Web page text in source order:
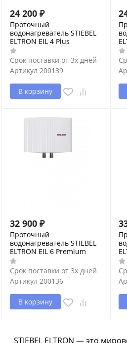
24 200 ₽
Проточный
водонагреватель STIEBEL
ELTRON EIL 4 Plus
Срок поставки от 3х дней
Артикул 200139
В корзину
32 900 ₽
Проточный
водонагреватель STIEBEL
ELTRON EIL 6 Premium
Срок поставки от 3х дней
Артикул 200136
В корзину
STIEBEL ELTRON — это